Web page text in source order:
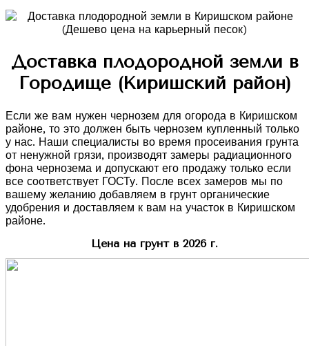
Доставка плодородной земли в
Городище (Киришский район)
Если же вам нужен чернозем для огорода в Киришском
районе, то это должен быть чернозем купленный только
у нас. Наши специалисты во время просеивания грунта
от ненужной грязи, производят замеры радиационного
фона чернозема и допускают его продажу только если
все соответствует ГОСТу. После всех замеров мы по
вашему желанию добавляем в грунт органические
удобрения и доставляем к вам на участок в Киришском
районе.
Цена на грунт в 2026 г.